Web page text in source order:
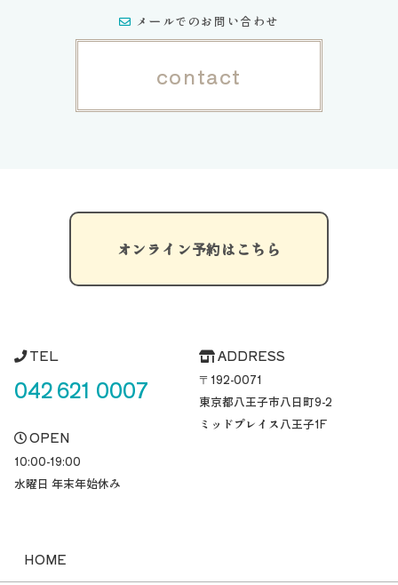
メールでのお問い合わせ
contact
オンライン予約はこちら
TEL
042 621 0007
OPEN
10:00-19:00
水曜日 年末年始休み
ADDRESS
〒192-0071
東京都八王子市八日町9-2
ミッドプレイス八王子1F
HOME